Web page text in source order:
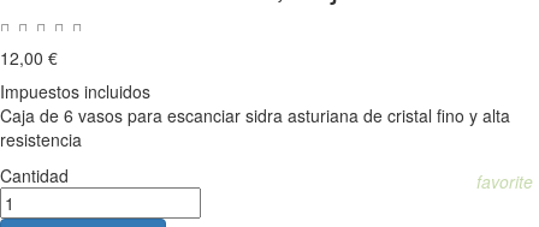
12,00 €
Impuestos incluidos
Caja de 6 vasos para escanciar sidra asturiana de cristal fino y alta
resistencia
Cantidad
favorite